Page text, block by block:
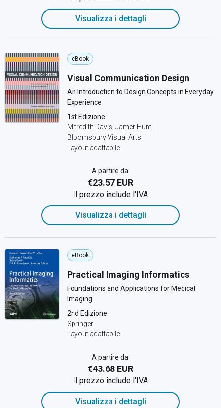
Visualizza i dettagli
eBook
Visual Communication Design
An Introduction to Design Concepts in Everyday
Experience
1st Edizione
Meredith Davis; Jamer Hunt
Bloomsbury Visual Arts
Layout adattabile
A partire da:
€23.57 EUR
Il prezzo include l'IVA
Visualizza i dettagli
eBook
Practical Imaging Informatics
Foundations and Applications for Medical
Imaging
2nd Edizione
Springer
Layout adattabile
A partire da:
€43.68 EUR
Il prezzo include l'IVA
Visualizza i dettagli